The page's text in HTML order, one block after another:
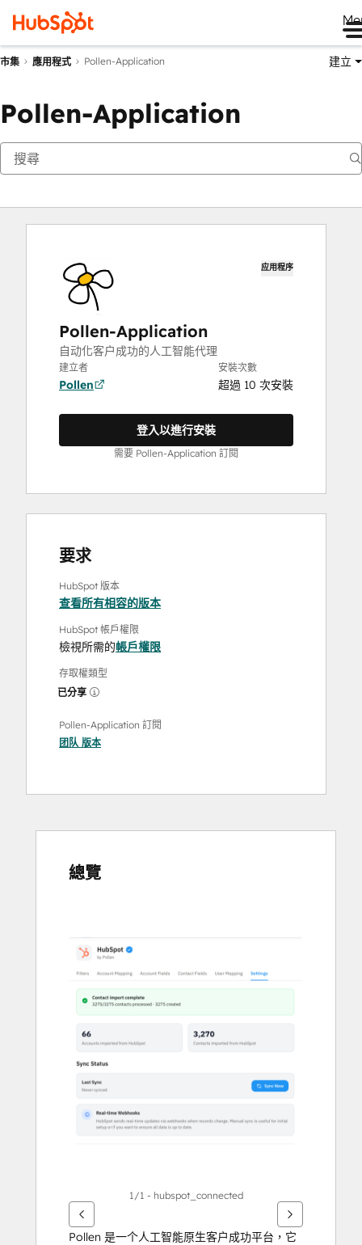
市集 應用程式 Pollen-Application 建立
Pollen-Application
应用程序
Pollen-Application
自动化客户成功的人工智能代理
建立者
Pollen
安裝次數
超過 10 次安裝
登入以進行安裝
需要 Pollen-Application 訂閱
要求
HubSpot 版本
查看所有相容的版本
HubSpot 帳戶權限
檢視所需的帳戶權限
存取權類型
已分享
Pollen-Application 訂閱
团队 版本
總覽
他
1/1 - hubspot_connected
Pollen 是一个人工智能原生客户成功平台，它